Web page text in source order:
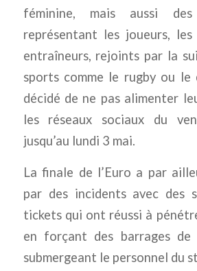
féminine, mais aussi des
représentant les joueurs,
entraîneurs, rejoints par la
sports comme le rugby ou le
décidé de ne pas alimenter
les réseaux sociaux du
jusqu’au lundi 3 mai.
La finale de l’Euro a par
par des incidents avec des
tickets qui ont réussi à
en forçant des barrages
submergeant le personnel du